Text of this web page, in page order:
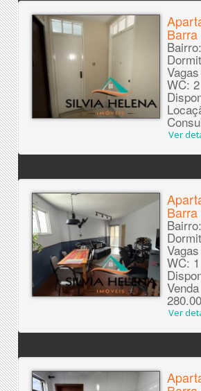
WC: 2
Ver
WC: 1
Venda
Ver